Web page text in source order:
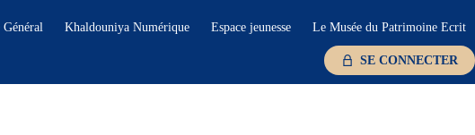
Général Khaldouniya Numérique Espace jeunesse Le Musée du Patrimoine Ecrit
SE CONNECTER